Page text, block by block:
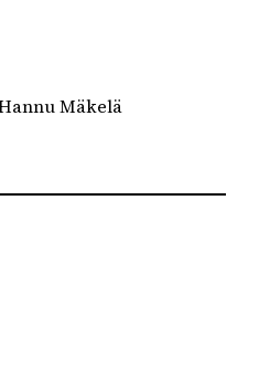
Mäkelä